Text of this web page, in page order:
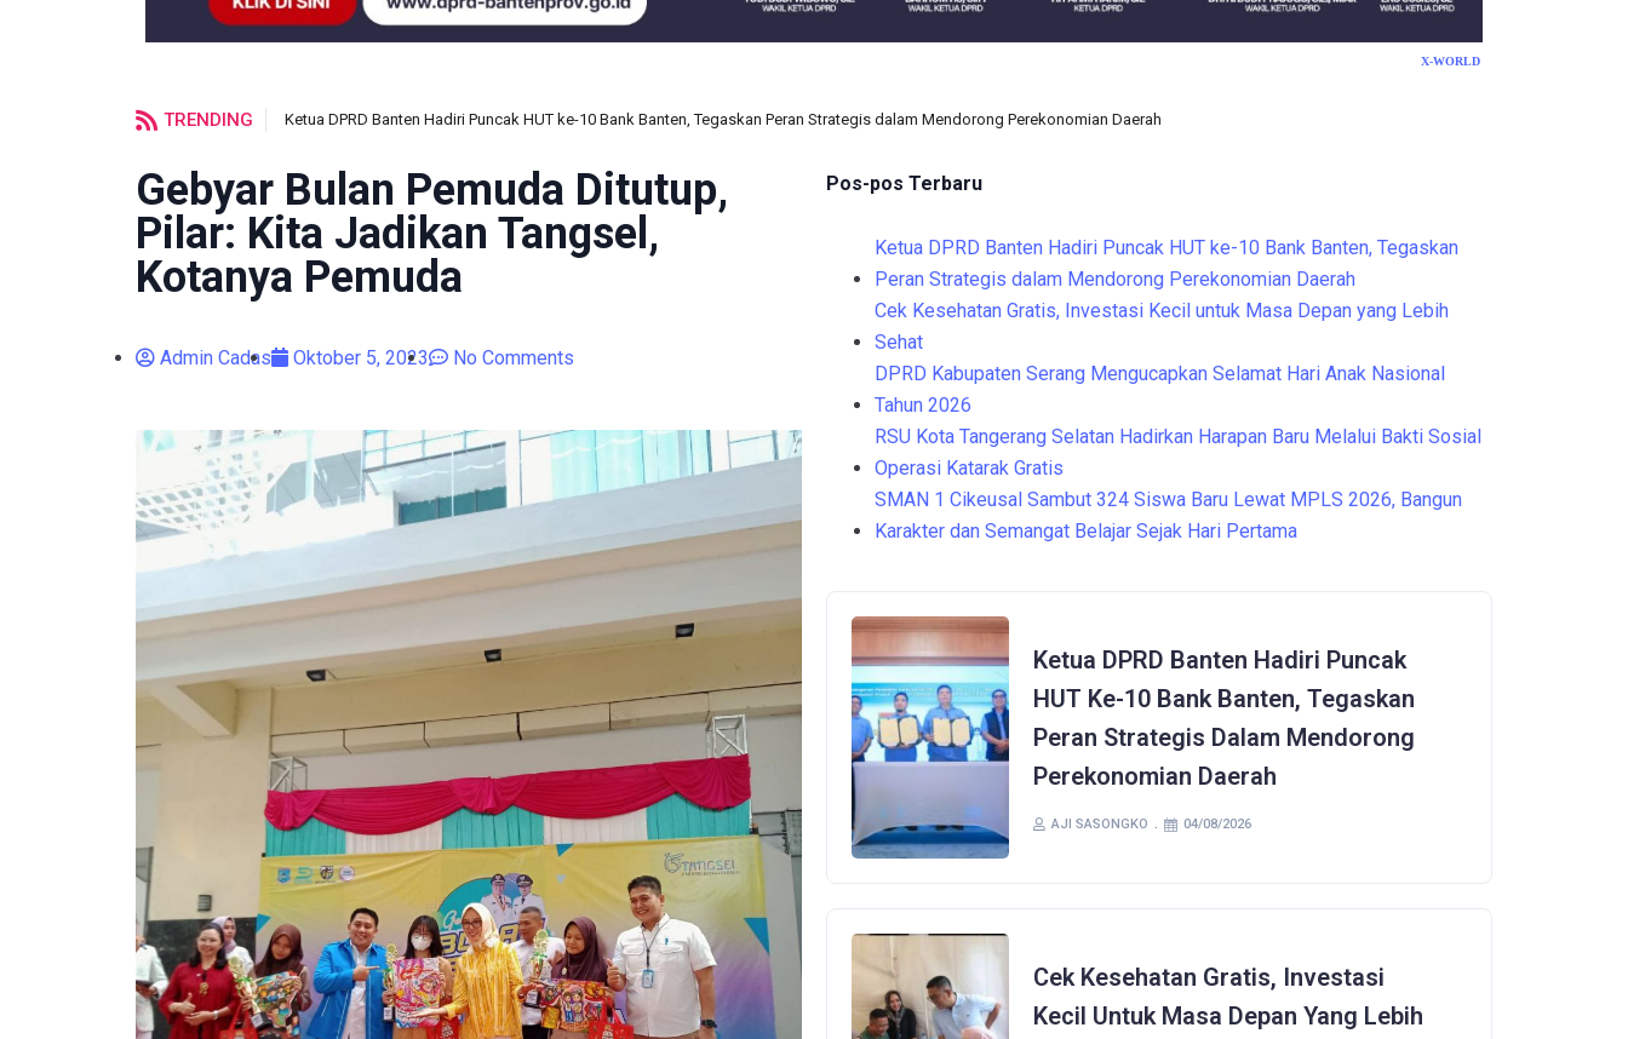
X-WORLD
TRENDING Ketua DPRD Banten Hadiri Puncak HUT ke-10 Bank Banten, Tegaskan Peran Strategis dalam Mendorong Perekonomian Daerah
Gebyar Bulan Pemuda Ditutup,
Pilar: Kita Jadikan Tangsel,
Kotanya Pemuda
Admin Cadas Oktober 5, 2023 No Comments
Pos-pos Terbaru
Ketua DPRD Banten Hadiri Puncak HUT ke-10 Bank Banten, Tegaskan
Peran Strategis dalam Mendorong Perekonomian Daerah
Cek Kesehatan Gratis, Investasi Kecil untuk Masa Depan yang Lebih
Sehat
DPRD Kabupaten Serang Mengucapkan Selamat Hari Anak Nasional
Tahun 2026
RSU Kota Tangerang Selatan Hadirkan Harapan Baru Melalui Bakti Sosial
Operasi Katarak Gratis
SMAN 1 Cikeusal Sambut 324 Siswa Baru Lewat MPLS 2026, Bangun
Karakter dan Semangat Belajar Sejak Hari Pertama
Ketua DPRD Banten Hadiri Puncak
HUT Ke-10 Bank Banten, Tegaskan
Peran Strategis Dalam Mendorong
Perekonomian Daerah
AJI SASONGKO 04/08/2026
Cek Kesehatan Gratis, Investasi
Kecil Untuk Masa Depan Yang Lebih